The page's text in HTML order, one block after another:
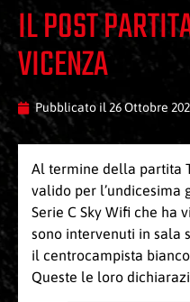
IL POST
VICENZA
Pubblicato il 26 Ottobre
Al termine della partita
valido per l’undicesima
Serie C Sky Wifi che ha
sono intervenuti in sala
il centrocampista
Queste le loro